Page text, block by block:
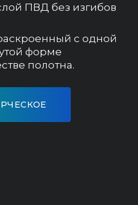
ПВД без изгибов
с одной
форме
полотна.